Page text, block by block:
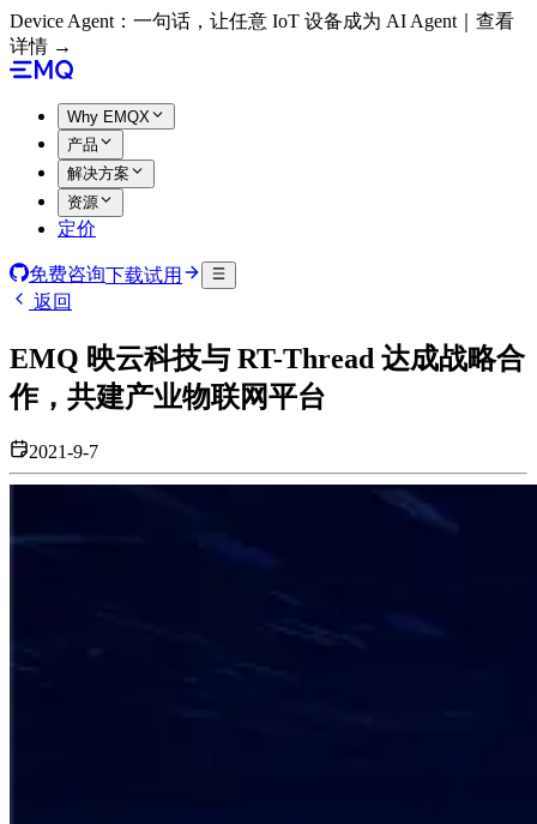
Device Agent：一句话，让任意 IoT 设备成为 AI Agent｜查看
详情 →
Why EMQX
产品
解决方案
资源
定价
免费咨询下载试用
返回
EMQ 映云科技与 RT-Thread 达成战略合
作，共建产业物联网平台
2021-9-7